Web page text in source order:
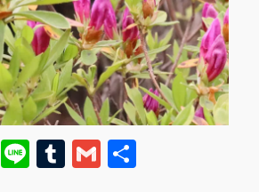
E
Li T
G